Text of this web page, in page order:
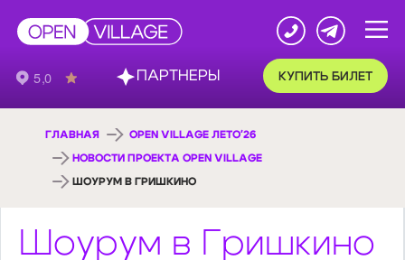
КУПИТЬ БИЛЕТ
ГЛАВНАЯ OPEN VILLAGE ЛЕТО'26
НОВОСТИ ПРОЕКТА OPEN VILLAGE
ШОУРУМ В ГРИШКИНО
Шоурум в Гришкино